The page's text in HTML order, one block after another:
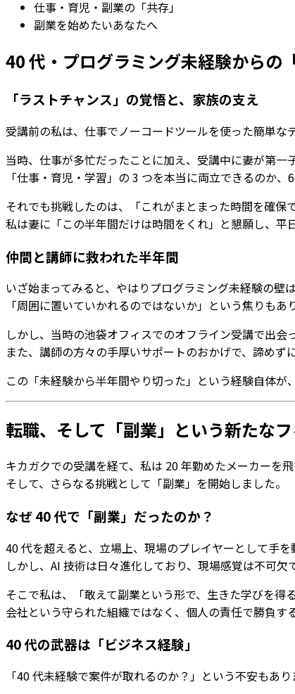
仕事・育児・副業の「共存」
副業を始めたいあなたへ
40 代・プログラミング未経験からの
「ラストチャンス」の覚悟と、家族の支え
受講前の私は、仕事でノーコードツールを使った簡単な
当時、仕事が多忙だったことに加え、受講中に妻が第一
「仕事・育児・学習」の 3 つを本当に両立できるのか
それでも挑戦したのは、「これがまとまった時間を確保
私は妻に「この半年間だけは時間をくれ」と懇願し、平
仲間と講師に救われた半年間
いざ始まってみると、やはりプログラミング未経験の壁
「周囲に置いていかれるのではないか」という焦りもあ
しかし、当時の池袋オフィスでのオフライン受講で出
また、講師の方々の手厚いサポートのおかげで、諦めず
この「未経験から半年間やり切った」という経験自体が
転職、そして「副業」という新たな
キカガクでの受講を経て、私は 20 年勤めたメーカーを
そして、さらなる挑戦として「副業」を開始しました。
なぜ 40 代で「副業」だったのか？
40 代を超えると、立場上、現場のプレイヤーとして手を
しかし、AI 技術は日々進化しており、現場感覚は不可欠で
そこで私は、「敢えて副業という形で、生きた学びを得
会社という守られた組織ではなく、個人の責任で勝負す
40 代の武器は「ビジネス経験」
「40 代未経験で案件が取れるのか？」という不安もあ